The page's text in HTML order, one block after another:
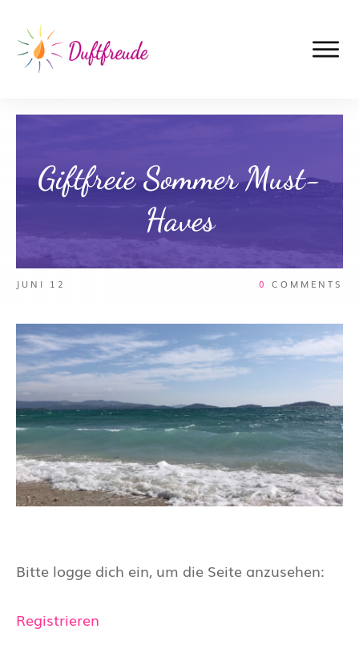
Giftfreie Sommer Must-
Haves
JUNI 12 0 COMMENTS
Bitte logge dich ein, um die Seite anzusehen:
Registrieren